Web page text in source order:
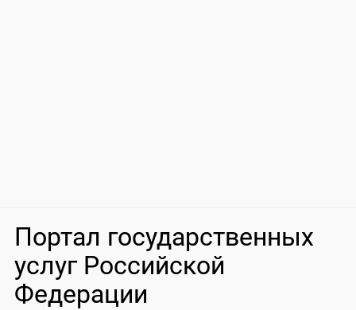
Портал государственных
услуг Российской
Федерации